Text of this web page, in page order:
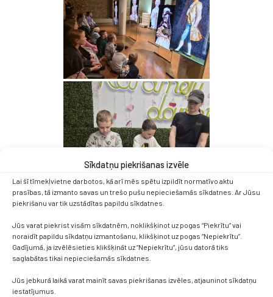
Sīkdatņu piekrišanas izvēle
Lai šī tīmekļvietne darbotos, kā arī mēs spētu izpildīt normatīvo aktu
prasības, tā izmanto savas un trešo pušu nepieciešamās sīkdatnes. Ar Jūsu
piekrišanu var tik uzstādītas papildu sīkdatnes.
Jūs varat piekrist visām sīkdatnēm, noklikšķinot uz pogas “Piekrītu” vai
noraidīt papildu sīkdatņu izmantošanu, klikšķinot uz pogas “Nepiekrītu”.
Gadījumā, ja izvēlēsieties klikšķināt uz “Nepiekrītu”, jūsu datorā tiks
saglabātas tikai nepieciešamās sīkdatnes.
Jūs jebkurā laikā varat mainīt savas piekrišanas izvēles, atjauninot sīkdatņu
iestatījumus.